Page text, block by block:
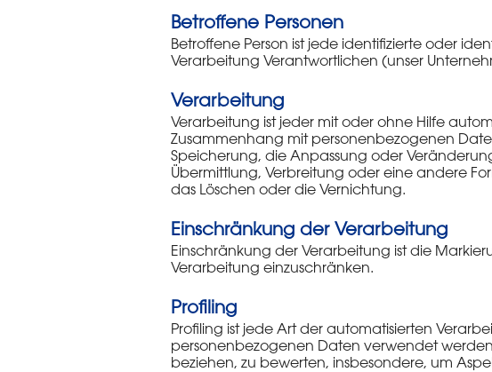
Betroffene Personen
Betroffene Person ist jede identifizierte oder
Verarbeitung Verantwortlichen (unser
Verarbeitung
Verarbeitung ist jeder mit oder ohne Hilfe
Zusammenhang mit personenbezogenen
Speicherung, die Anpassung oder
Übermittlung, Verbreitung oder eine andere
das Löschen oder die Vernichtung.
Einschränkung der Verarbeitung
Einschränkung der Verarbeitung ist die
Verarbeitung einzuschränken.
Profiling
Profiling ist jede Art der automatisierten
personenbezogenen Daten verwendet
beziehen, zu bewerten, insbesondere, um